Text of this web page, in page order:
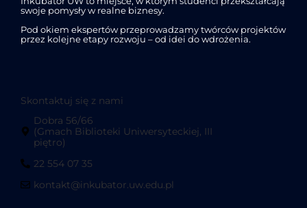
swoje pomysły w realne biznesy.
Pod okiem ekspertów przeprowadzamy twórców projektów
przez kolejne etapy rozwoju – od idei do wdrożenia.
Skontaktuj się z nami
Dobra 56/66
(Gmach Biblioteki Uniwersyteckiej, III
piętro)
22 554 07 35
kontakt@inkubator.uw.edu.pl